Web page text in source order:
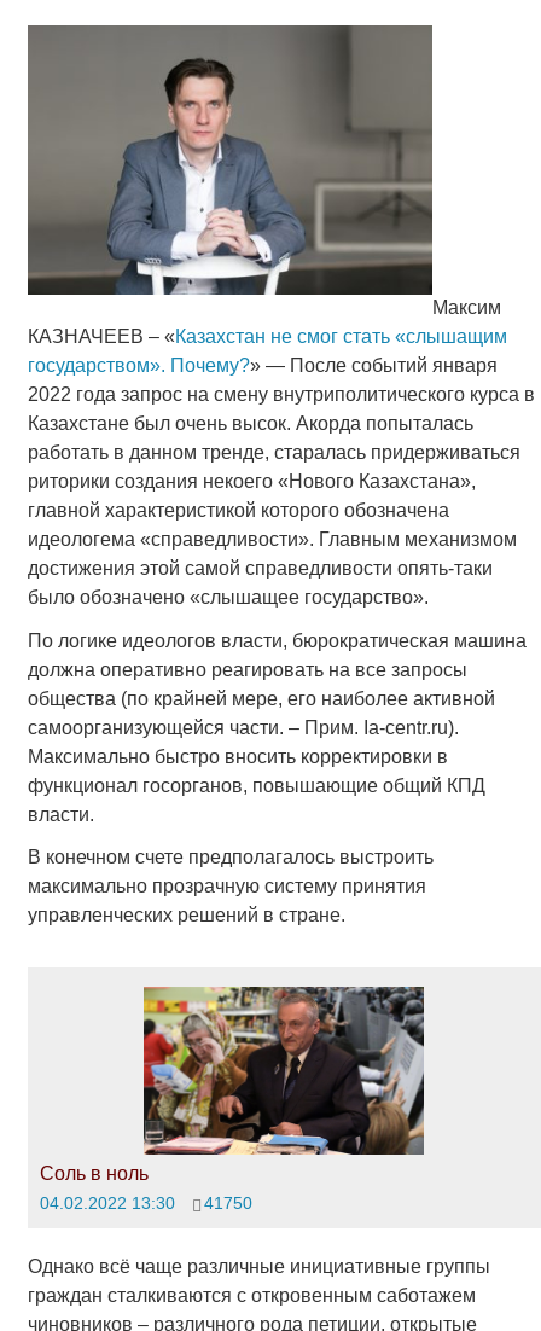
Максим
КАЗНАЧЕЕВ – «Казахстан не смог стать «слышащим
государством». Почему?» — После событий января
2022 года запрос на смену внутриполитического курса в
Казахстане был очень высок. Акорда попыталась
работать в данном тренде, старалась придерживаться
риторики создания некоего «Нового Казахстана»,
главной характеристикой которого обозначена
идеологема «справедливости». Главным механизмом
достижения этой самой справедливости опять-таки
было обозначено «слышащее государство».
По логике идеологов власти, бюрократическая машина
должна оперативно реагировать на все запросы
общества (по крайней мере, его наиболее активной
самоорганизующейся части. – Прим. Ia-centr.ru).
Максимально быстро вносить корректировки в
функционал госорганов, повышающие общий КПД
власти.
В конечном счете предполагалось выстроить
максимально прозрачную систему принятия
управленческих решений в стране.
Соль в ноль
04.02.2022 13:30 41750
Однако всё чаще различные инициативные группы
граждан сталкиваются с откровенным саботажем
чиновников – различного рода петиции, открытые